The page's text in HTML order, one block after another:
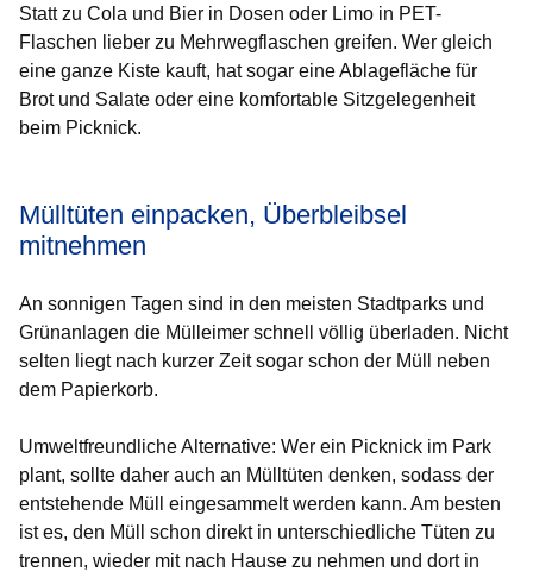
Statt zu Cola und Bier in Dosen oder Limo in PET-
Flaschen lieber zu Mehrwegflaschen greifen. Wer gleich
eine ganze Kiste kauft, hat sogar eine Ablagefläche für
Brot und Salate oder eine komfortable Sitzgelegenheit
beim Picknick.
Mülltüten einpacken, Überbleibsel
mitnehmen
An sonnigen Tagen sind in den meisten Stadtparks und
Grünanlagen die Mülleimer schnell völlig überladen. Nicht
selten liegt nach kurzer Zeit sogar schon der Müll neben
dem Papierkorb.
Umweltfreundliche Alternative: Wer ein Picknick im Park
plant, sollte daher auch an Mülltüten denken, sodass der
entstehende Müll eingesammelt werden kann. Am besten
ist es, den Müll schon direkt in unterschiedliche Tüten zu
trennen, wieder mit nach Hause zu nehmen und dort in